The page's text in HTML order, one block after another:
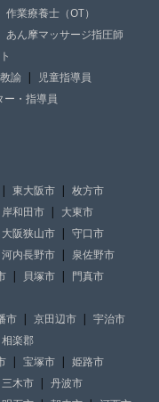
作業療養士（OT）
あん摩マッサージ指圧師
諭
児童指導員
ー・指導員
東大阪市
枚方市
岸和田市
大東市
大阪狭山市
守口市
河内長野市
泉佐野市
貝塚市
門真市
市 京田辺市
宇治市
相楽郡
宝塚市
姫路市
三木市
丹波市